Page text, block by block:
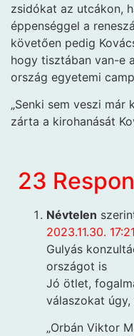
zsidókat az utcákon,
éppenséggel a
követően pedig
hogy tisztában van-e
ország egyetemi
„Senki sem veszi már
zárta a kirohanását
23
Névtelen
2023.11.30. 17:21
Gulyás
országot is
Jó ötlet,
válaszokat
„Orbán Viktor